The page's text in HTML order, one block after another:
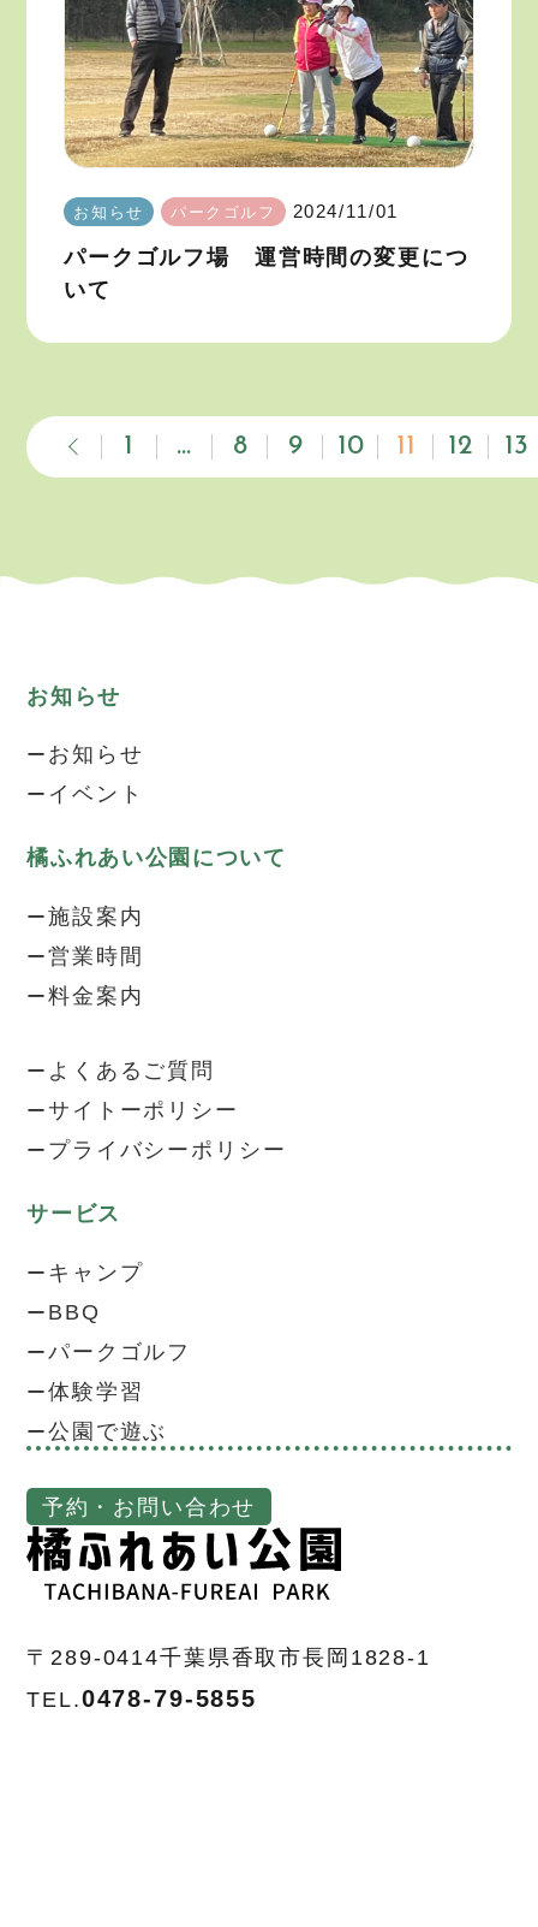
お知らせ パークゴルフ 2024/11/01
パークゴルフ場 運営時間の変更につ
いて
1 … 8 9 10 11 12 13
〒289-0414千葉県香取市長岡1828-1
TEL.0478-79-5855
お知らせ
お知らせ
イベント
橘ふれあい公園について
施設案内
営業時間
料金案内
よくあるご質問
サイトーポリシー
プライバシーポリシー
サービス
キャンプ
BBQ
パークゴルフ
体験学習
公園で遊ぶ
予約・お問い合わせ